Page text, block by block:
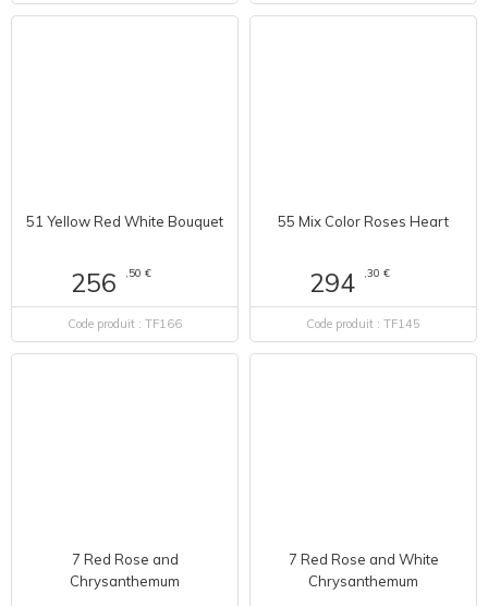
51 Yellow Red White Bouquet
256 ,50 €
Code produit : TF166
55 Mix Color Roses Heart
294 ,30 €
Code produit : TF145
7 Red Rose and
Chrysanthemum
7 Red Rose and White
Chrysanthemum